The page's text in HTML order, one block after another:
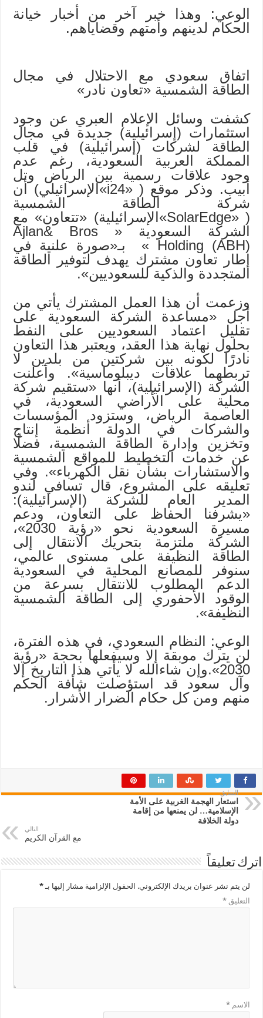
الوعي: وهذا خبر آخر من أخبار خيانة
الحكام لدينهم وأمتهم وقضاياهم.
اتفاق سعودي مع الاحتلال في مجال
الطاقة الشمسية «تعاون نادر»
كشفت وسائل الإعلام العبري عن وجود
استثمارات (إسرائيلية) جديدة في مجال
الطاقة لشركات (إسرائيلية) في قلب
المملكة العربية السعودية، رغم عدم
وجود علاقات رسمية بين الرياض وتل
أبيب. وذكر موقع ( «i24»الإسرائيلي) أن
شركة الطاقة الشمسية
( «SolarEdge»الإسرائيلية) «تتعاون» مع
الشركة السعودية « Ajlan& Bros
Holding (ABH) » بـ«صورة علنية في
إطار تعاون مشترك يهدف لتوفير الطاقة
المتجددة والذكية للسعوديين».
وزعمت أن هذا العمل المشترك يأتي من
أجل «مساعدة الشركة السعودية على
تقليل اعتماد السعوديين على النفط
بحلول نهاية هذا العقد، ويعتبر هذا التعاون
نادرًا لكونه بين شركتين من بلدين لا
تربطهما علاقات ديبلوماسية». وأعلنت
الشركة (الإسرائيلية)، أنها «ستقيم شركة
محلية على الأراضي السعودية، في
العاصمة الرياض، وستزود المؤسسات
والشركات في الدولة أنظمة إنتاج
وتخزين وإدارة الطاقة الشمسية، فضلًا
عن خدمات التخطيط للمواقع الشمسية
والاستشارات بشأن نقل الكهرباء». وفي
تعليقه على المشروع، قال تسافي لندو
المدير العام للشركة (الإسرائيلية):
«يشرفنا الحفاظ على التعاون، ودعم
مسيرة السعودية نحو «رؤية 2030»،
الشركة ملتزمة بتحريك الانتقال إلى
الطاقة النظيفة على مستوى عالمي،
سنوفر للمصانع المحلية في السعودية
الدعم المطلوب للانتقال بسرعة من
الوقود الأحفوري إلى الطاقة الشمسية
النظيفة».
الوعي: النظام السعودي، في هذه الفترة،
لن يترك موبقة إلا وسيفعلها بحجة «رؤية
2030».وإن شاءالله لا يأتي هذا التاريخ إلا
وآل سعود قد استؤصلت شأفة الحكم
منهم ومن كل حكام الضرار الأشرار.
السابق
استعار الهجمة الغربية على الأمة
الإسلامية… لن يمنعها من إقامة
دولة الخلافة
التالي
مع القرآن الكريم
اترك تعليقاً
لن يتم نشر عنوان بريدك الإلكتروني. الحقول الإلزامية مشار إليها بـ*
التعليق*
الاسم*